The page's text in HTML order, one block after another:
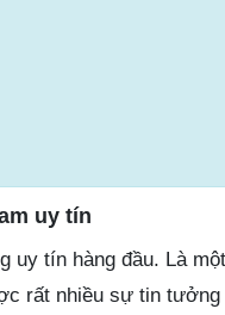
uy tín
uy tín hàng đầu. Là
rất nhiều sự tin tưởng